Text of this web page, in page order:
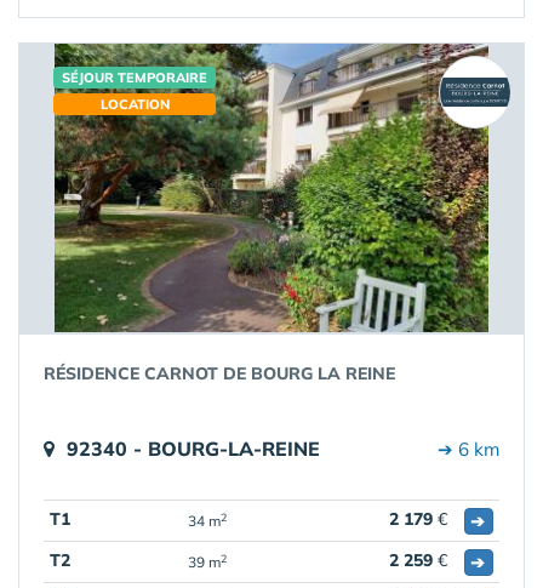
SÉJOUR TEMPORAIRE
LOCATION
RÉSIDENCE CARNOT DE BOURG LA REINE
92340 - BOURG-LA-REINE ➔ 6 km
T1 34 m2 2 179 €
➔
T2
39 m2 2 259 €
➔